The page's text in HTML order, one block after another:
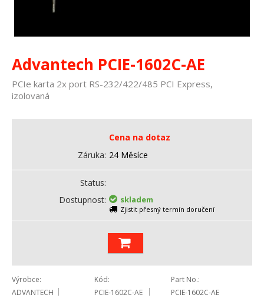
Advantech PCIE-1602C-AE
PCIe karta 2x port RS-232/422/485 PCI Express,
izolovaná
Cena na dotaz
Záruka 24 Měsíce
Status
Dostupnost
skladem
Zjistit přesný termín doručení
Výrobce
ADVANTECH
Kód
PCIE-1602C-AE
Part No.
PCIE-1602C-AE